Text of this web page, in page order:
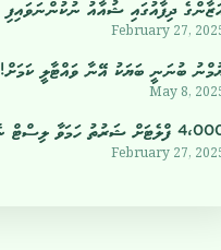
ދިފާއުގައި ޝުއާއު ނުކުންނަވައިފި
February 27,
ބުނަނީ ބަޔަކު އޭނާ ވައްޓާލީ ކަމަށް!
May 8,
ފްލެޓަށް ޝަރުތު ހަމަވާ ލިސްޓް ނެރެފި
February 27,